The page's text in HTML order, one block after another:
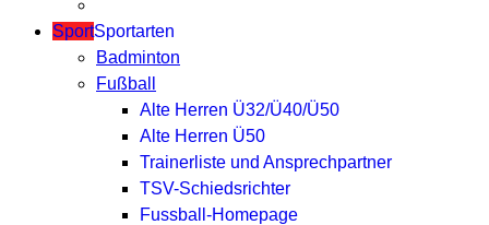
SportSportarten
Badminton
Fußball
Alte Herren Ü32/Ü40/Ü50
Alte Herren Ü50
Trainerliste und Ansprechpartner
TSV-Schiedsrichter
Fussball-Homepage